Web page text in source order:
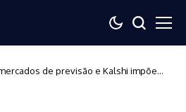
de previsão e Kalshi impõe